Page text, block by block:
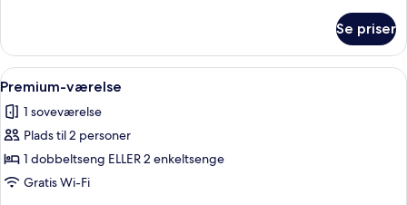
værelse
terrasse
Se priser
Indlæs
alle
billeder
af
Premium-
værelse
Et hotelværelse med en stor seng,
9
Premium-værelse
1 soveværelse
Plads til 2 personer
1 dobbeltseng ELLER 2 enkeltsenge
Gratis Wi-Fi